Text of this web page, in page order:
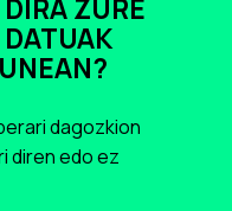
ZURE
dagozkion
diren edo ez